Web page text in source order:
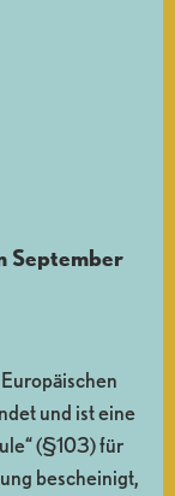
September
und ist eine
(§103) für
bescheinigt,